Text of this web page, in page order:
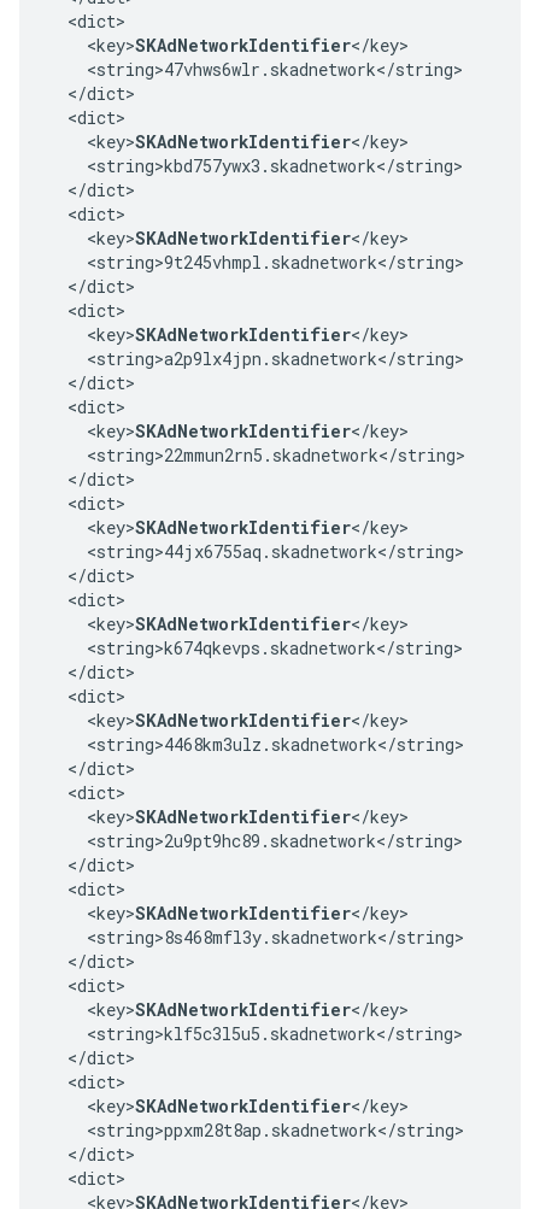
  <dict>
    <key>
SKAdNetworkIdentifier</key>
    <string>47vhws6wlr.skadnetwork</string>
  </dict>
  <dict>
    <key>
SKAdNetworkIdentifier</key>
    <string>kbd757ywx3.skadnetwork</string>
  </dict>
  <dict>
    <key>
SKAdNetworkIdentifier</key>
    <string>9t245vhmpl.skadnetwork</string>
  </dict>
  <dict>
    <key>
SKAdNetworkIdentifier</key>
    <string>a2p9lx4jpn.skadnetwork</string>
  </dict>
  <dict>
    <key>
SKAdNetworkIdentifier</key>
    <string>22mmun2rn5.skadnetwork</string>
  </dict>
  <dict>
    <key>
SKAdNetworkIdentifier</key>
    <string>44jx6755aq.skadnetwork</string>
  </dict>
  <dict>
    <key>
SKAdNetworkIdentifier</key>
    <string>k674qkevps.skadnetwork</string>
  </dict>
  <dict>
    <key>
SKAdNetworkIdentifier</key>
    <string>4468km3ulz.skadnetwork</string>
  </dict>
  <dict>
    <key>
SKAdNetworkIdentifier</key>
    <string>2u9pt9hc89.skadnetwork</string>
  </dict>
  <dict>
    <key>
SKAdNetworkIdentifier</key>
    <string>8s468mfl3y.skadnetwork</string>
  </dict>
  <dict>
    <key>
SKAdNetworkIdentifier</key>
    <string>klf5c3l5u5.skadnetwork</string>
  </dict>
  <dict>
    <key>
SKAdNetworkIdentifier</key>
    <string>ppxm28t8ap.skadnetwork</string>
  </dict>
  <dict>
    <key>
SKAdNetworkIdentifier</key>